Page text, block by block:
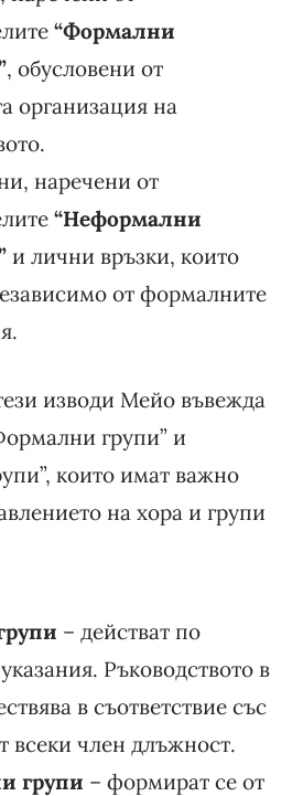
“Формални
, обусловени от
организация на
наречени от
“Неформални
и лични връзки, които
от формалните
изводи Мейо въвежда
групи” и
които имат важно
на хора и групи
– действат по
Ръководството в
в съответствие със
всеки член длъжност.
групи – формират се от